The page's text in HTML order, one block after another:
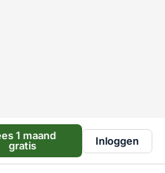
1 maand
gratis
Inloggen